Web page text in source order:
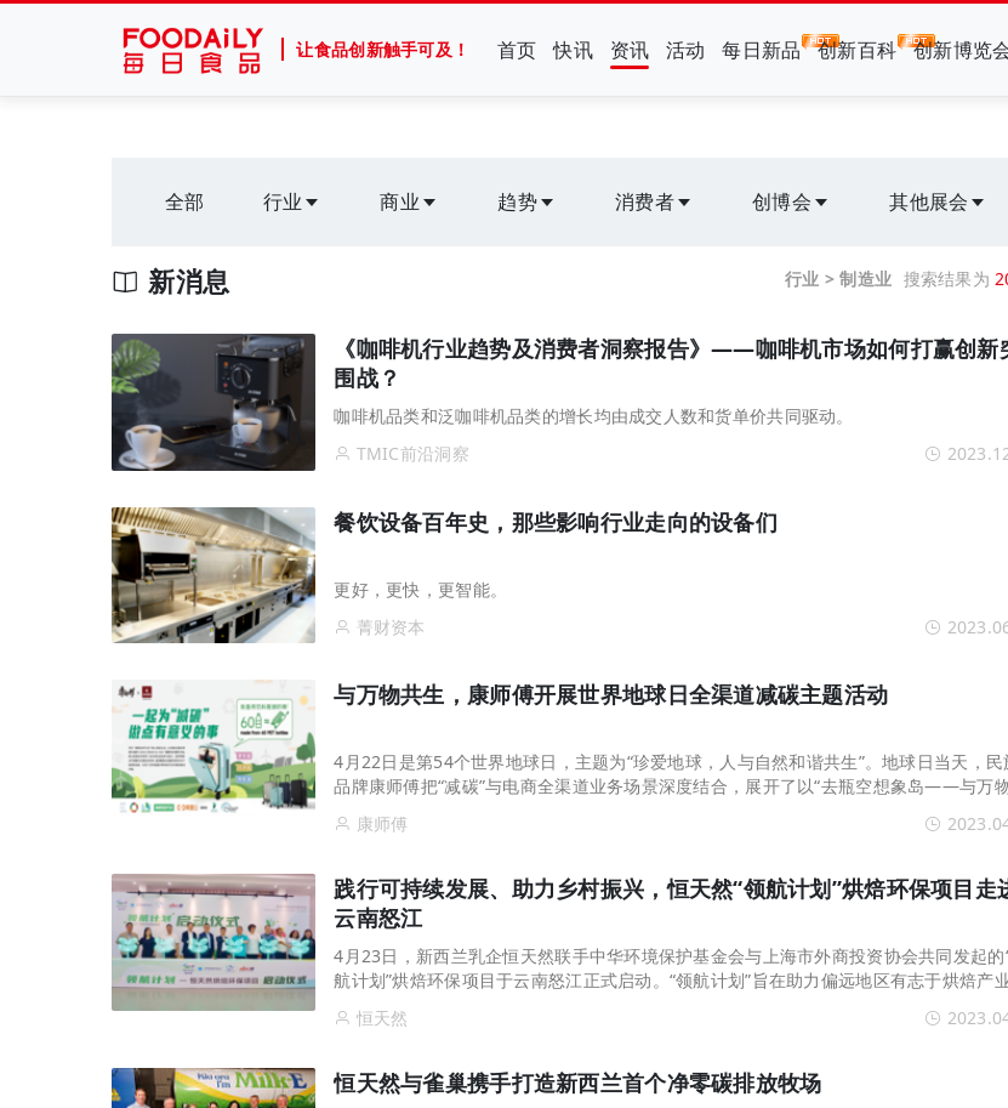
让食品创新触手可及！ 首页 快讯 资讯 活动 每日新品 创新百科 创新博览
全部 行业 商业 趋势 消费者 创博会 其他展会
行业 > 制造业 搜索结果为
新消息
《咖啡机行业趋势及消费者洞察报告》——咖啡机市场如何打赢创新
围战？
咖啡机品类和泛咖啡机品类的增长均由成交人数和货单价共同驱动。
TMIC前沿洞察
餐饮设备百年史，那些影响行业走向的设备们
更好，更快，更智能。
菁财资本
与万物共生，康师傅开展世界地球日全渠道减碳主题活动
4月22日是第54个世界地球日，主题为“珍爱地球，人与自然和谐共生”。地球日当天，民
品牌康师傅把“减碳”与电商全渠道业务场景深度结合，展开了以“去瓶空想象岛——与万
康师傅
践行可持续发展、助力乡村振兴，恒天然“领航计划”烘焙环保项目走
云南怒江
4月23日，新西兰乳企恒天然联手中华环境保护基金会与上海市外商投资协会共同发起的
航计划”烘焙环保项目于云南怒江正式启动。“领航计划”旨在助力偏远地区有志于烘焙产
恒天然
恒天然与雀巢携手打造新西兰首个净零碳排放牧场